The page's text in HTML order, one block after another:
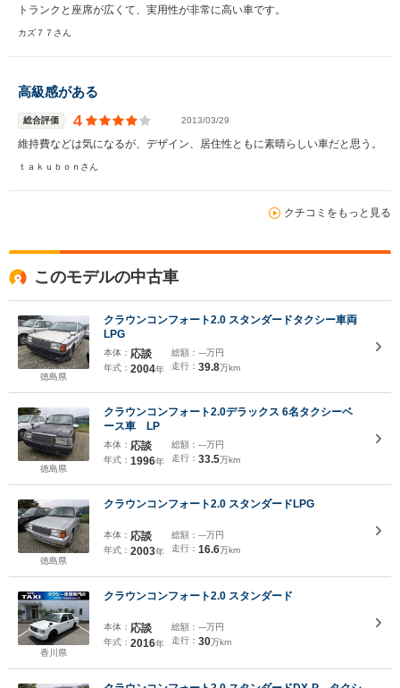
トランクと座席が広くて、実用性が非常に高い車です。
カズ７７さん
高級感がある
総合評価 4 2013/03/29
維持費などは気になるが、デザイン、居住性ともに素晴らしい車だと思う。
ｔａｋｕｂｏｎさん
クチコミをもっと見る
このモデルの中古車
徳島県
クラウンコンフォート2.0 スタンダードタクシー車両
LPG
本体： 応談
年式： 2004年
総額： ---万円
走行： 39.8万km
徳島県
クラウンコンフォート2.0デラックス 6名タクシーベ
ース車 LP
本体： 応談
年式： 1996年
総額： ---万円
走行： 33.5万km
徳島県
クラウンコンフォート2.0 スタンダードLPG
本体： 応談
年式： 2003年
総額： ---万円
走行： 16.6万km
香川県
クラウンコンフォート2.0 スタンダード
本体： 応談
年式： 2016年
総額： ---万円
走行： 30万km